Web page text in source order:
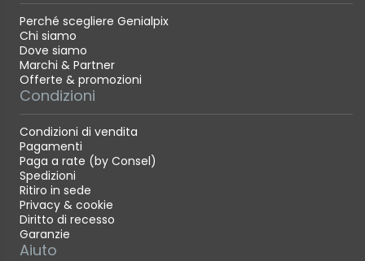
Perché scegliere Genialpix
Chi siamo
Dove siamo
Marchi & Partner
Offerte & promozioni
Condizioni
Condizioni di vendita
Pagamenti
Paga a rate (by Consel)
Spedizioni
Ritiro in sede
Privacy & cookie
Diritto di recesso
Garanzie
Aiuto